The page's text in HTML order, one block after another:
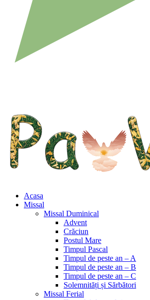
Acasa
Missal
Missal Duminical
Advent
Crăciun
Postul Mare
Timpul Pascal
Timpul de peste an – A
Timpul de peste an – B
Timpul de peste an – C
Solemnități și Sărbători
Missal Ferial